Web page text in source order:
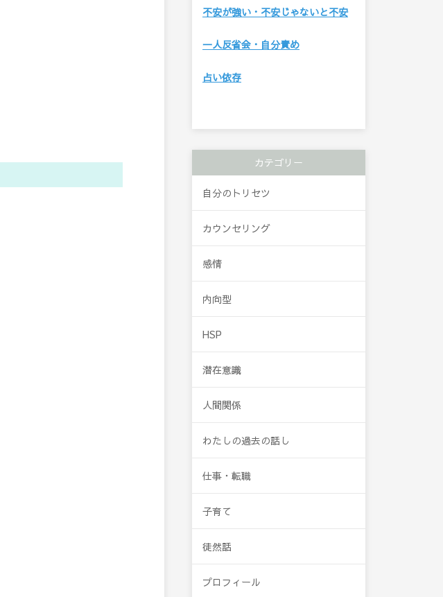
不安が強い・不安じゃないと不安
一人反省会・自分責め
占い依存
カテゴリー
自分のトリセツ
カウンセリング
感情
内向型
HSP
潜在意識
人間関係
わたしの過去の話し
仕事・転職
子育て
徒然話
プロフィール